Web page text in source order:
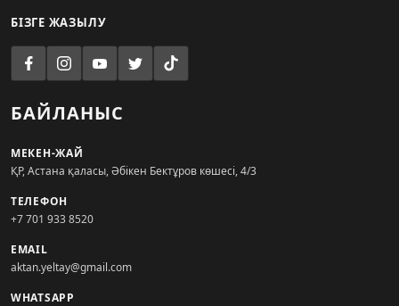
БІЗГЕ ЖАЗЫЛУ
БАЙЛАНЫС
МЕКЕН-ЖАЙ
ҚР, Астана қаласы, Әбікен Бектұров көшесі, 4/3
ТЕЛЕФОН
+7 701 933 8520
EMAIL
aktan.yeltay@gmail.com
WHATSAPP